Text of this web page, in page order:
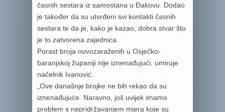
časnih sestara iz samostana u Đakovu. Dodao
je također da su utvrđeni svi kontakti časnih
sestara te da je, kako je kazao, dobra stvar što
je to zatvorena zajednica.
Porast broja novozaraženih u Osječko-
baranjskoj županiji nije iznenađujući, umiruje
načelnik Ivanović.
„Ove današnje brojke ne bih rekao da su
iznenađujuće. Naravno, još uvijek imamo
problem s nepridržavanjem mjera koje su